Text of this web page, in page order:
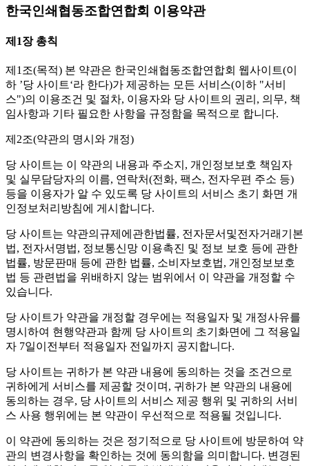
한국인쇄협동조합연합회 이용약관
제1장 총칙
제1조(목적) 본 약관은 한국인쇄협동조합연합회 웹사이트(이
하 ’당 사이트‘라 한다)가 제공하는 모든 서비스(이하 "서비
스")의 이용조건 및 절차, 이용자와 당 사이트의 권리, 의무, 책
임사항과 기타 필요한 사항을 규정함을 목적으로 합니다.
제2조(약관의 명시와 개정)
당 사이트는 이 약관의 내용과 주소지, 개인정보보호 책임자
및 실무담당자의 이름, 연락처(전화, 팩스, 전자우편 주소 등)
등을 이용자가 알 수 있도록 당 사이트의 서비스 초기 화면 개
인정보처리방침에 게시합니다.
당 사이트는 약관의규제에관한법률, 전자문서및전자거래기본
법, 전자서명법, 정보통신망 이용촉진 및 정보 보호 등에 관한
법률, 방문판매 등에 관한 법률, 소비자보호법, 개인정보보호
법 등 관련법을 위배하지 않는 범위에서 이 약관을 개정할 수
있습니다.
당 사이트가 약관을 개정할 경우에는 적용일자 및 개정사유를
명시하여 현행약관과 함께 당 사이트의 초기화면에 그 적용일
자 7일이전부터 적용일자 전일까지 공지합니다.
당 사이트는 귀하가 본 약관 내용에 동의하는 것을 조건으로
귀하에게 서비스를 제공할 것이며, 귀하가 본 약관의 내용에
동의하는 경우, 당 사이트의 서비스 제공 행위 및 귀하의 서비
스 사용 행위에는 본 약관이 우선적으로 적용될 것입니다.
이 약관에 동의하는 것은 정기적으로 당 사이트에 방문하여 약
관의 변경사항을 확인하는 것에 동의함을 의미합니다. 변경된